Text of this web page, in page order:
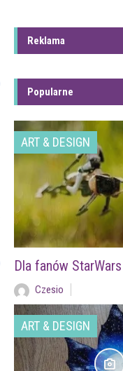
Reklama
Popularne
ART & DESIGN
Dla fanów StarWars
Czesio
ART & DESIGN